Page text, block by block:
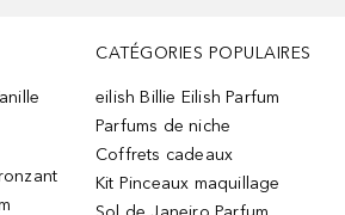
CATÉGORIES POPULAIRES
eilish Billie Eilish Parfum
Parfums de niche
Coffrets cadeaux
Kit Pinceaux maquillage